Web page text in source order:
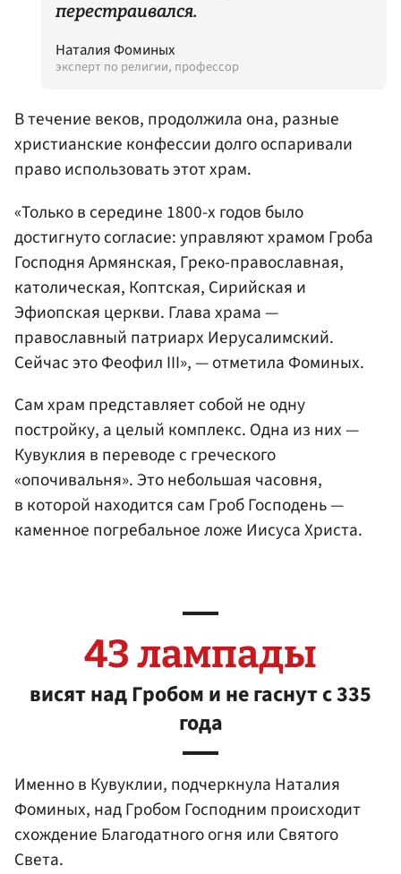
перестраивался.
Наталия Фоминых
эксперт по религии, профессор
В течение веков, продолжила она, разные
христианские конфессии долго оспаривали
право использовать этот храм.
«Только в середине 1800-х годов было
достигнуто согласие: управляют храмом Гроба
Господня Армянская, Греко-православная,
католическая, Коптская, Сирийская и
Эфиопская церкви. Глава храма —
православный патриарх Иерусалимский.
Сейчас это Феофил III», — отметила Фоминых.
Сам храм представляет собой не одну
постройку, а целый комплекс. Одна из них —
Кувуклия в переводе с греческого
«опочивальня». Это небольшая часовня,
в которой находится сам Гроб Господень —
каменное погребальное ложе Иисуса Христа.
43 лампады
висят над Гробом и не гаснут с 335
года
Именно в Кувуклии, подчеркнула Наталия
Фоминых, над Гробом Господним происходит
схождение Благодатного огня или Святого
Света.